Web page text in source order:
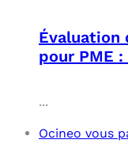
Évaluation
pour PME
...
Ocineo vous